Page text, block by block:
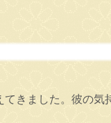
きました。彼の